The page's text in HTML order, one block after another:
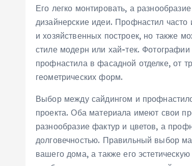
Его легко монтировать, а
дизайнерские идеи. Профнастил
и хозяйственных построек, но также
стиле модерн или хай-тек.
профнастила в фасадной отделке, от
геометрических форм.
Выбор между сайдингом и
проекта. Оба материала имеют свои
разнообразие фактур и цветов, а
долговечностью. Правильный выбор
вашего дома, а также его